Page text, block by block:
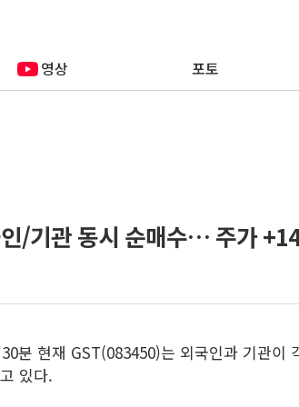
영상 포토
/기관 동시 순매수… 주가
분 현재 GST(083450)는 외국인과 기관
있다.